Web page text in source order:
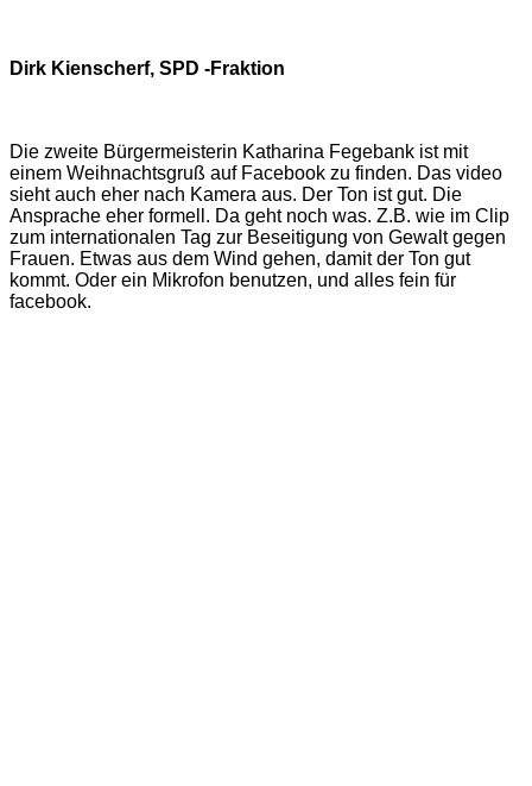
Dirk Kienscherf, SPD -Fraktion
Die zweite Bürgermeisterin Katharina Fegebank ist mit
einem Weihnachtsgruß auf Facebook zu finden. Das video
sieht auch eher nach Kamera aus. Der Ton ist gut. Die
Ansprache eher formell. Da geht noch was. Z.B. wie im Clip
zum internationalen Tag zur Beseitigung von Gewalt gegen
Frauen. Etwas aus dem Wind gehen, damit der Ton gut
kommt. Oder ein Mikrofon benutzen, und alles fein für
facebook.